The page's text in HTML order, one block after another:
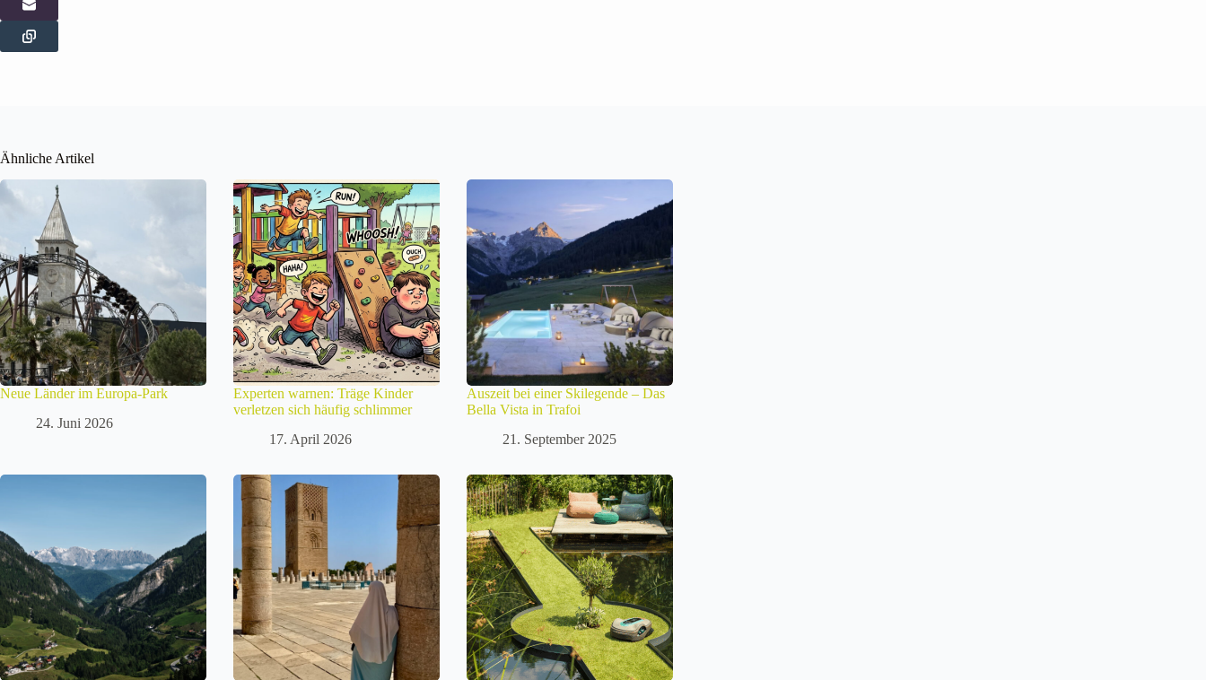
Ähnliche Artikel
Neue Länder im Europa-Park
24. Juni 2026
Experten warnen: Träge Kinder
verletzen sich häufig schlimmer
17. April 2026
Auszeit bei einer Skilegende – Das
Bella Vista in Trafoi
21. September 2025